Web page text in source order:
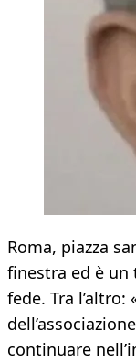
Roma, piazza
finestra ed è un
fede. Tra
continuare